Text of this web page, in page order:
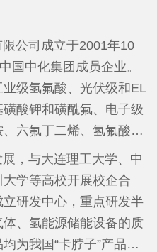
公司成立于2001年10
国中化集团成员企业。
级氢氟酸、光伏级和EL
酸钾和磺酰氟、电子级
六氟丁二烯、氢氟酸吡
元、税收1500万元。
公
业、工信部“专精特
技术中心、福建省知识
厂、南平市和建阳区重
创新发展优势企业等荣
，与大连理工大学、中
学等高校开展校企合
研发中心，重点研发半
、氢能源储能设备的质
为我国“卡脖子”产品。